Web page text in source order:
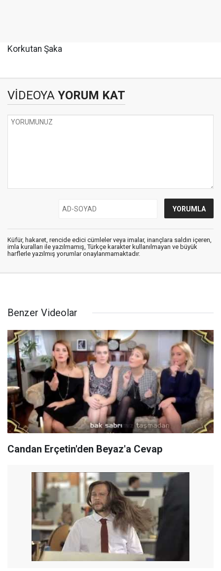
Korkutan Şaka
VİDEOYA YORUM KAT
Küfür, hakaret, rencide edici cümleler veya imalar, inançlara saldırı içeren,
imla kuralları ile yazılmamış, Türkçe karakter kullanılmayan ve büyük
harflerle yazılmış yorumlar onaylanmamaktadır.
Benzer Videolar
Candan Erçetin'den Beyaz'a Cevap